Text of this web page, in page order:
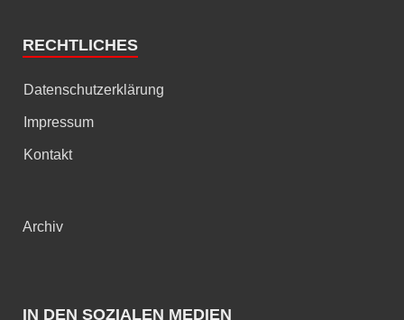
RECHTLICHES
Datenschutzerklärung
Impressum
Kontakt
Archiv
IN DEN SOZIALEN MEDIEN